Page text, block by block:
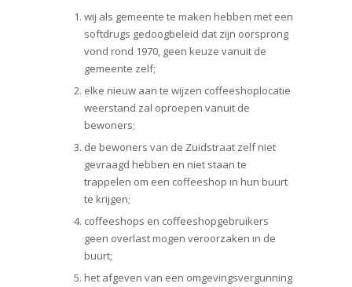
wij als gemeente te maken hebben met een
softdrugs gedoogbeleid dat zijn oorsprong
vond rond 1970, geen keuze vanuit de
gemeente zelf;
elke nieuw aan te wijzen coffeeshoplocatie
weerstand zal oproepen vanuit de
bewoners;
de bewoners van de Zuidstraat zelf niet
gevraagd hebben en niet staan te
trappelen om een coffeeshop in hun buurt
te krijgen;
coffeeshops en coffeeshopgebruikers
geen overlast mogen veroorzaken in de
buurt;
het afgeven van een omgevingsvergunning